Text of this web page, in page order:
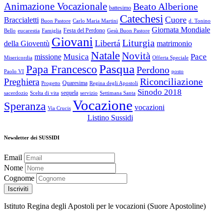
Animazione Vocazionale battesimo Beato Alberione
Braccialetti Buon Pastore Carlo Maria Martini Catechesi Cuore d. Tonino
Bello eucarestia Famiglia Festa del Perdono Gesù Buon Pastore Giornata Mondiale
della Gioventù Giovani Libertá Liturgia matrimonio
Misericordia missione Musica NataleNovità Offerta Speciale Pace
Paolo VI Papa FrancescoPasqua Perdono posto
Preghiera Progetto Quaresima Regina degli Apostoli Riconciliazione
sacerdozio Scelta di vita sequela servizio Settimana Santa Sinodo 2018
Speranza Via Crucis Vocazione vocazioni
Listino Sussidi
Newsletter dei SUSSIDI
Email
Nome
Cognome
Istituto Regina degli Apostoli per le vocazioni (Suore Apostoline)